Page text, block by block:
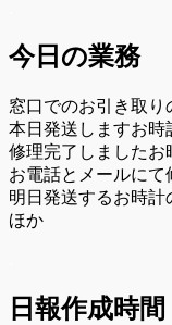
今日の業務
窓口でのお引き取り
本日発送しますお時
修理完了しましたお
お電話とメールにて
明日発送するお時計
ほか
日報作成時間